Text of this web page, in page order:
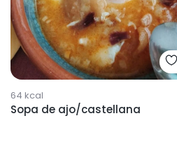
64 kcal
Sopa de ajo/castellana